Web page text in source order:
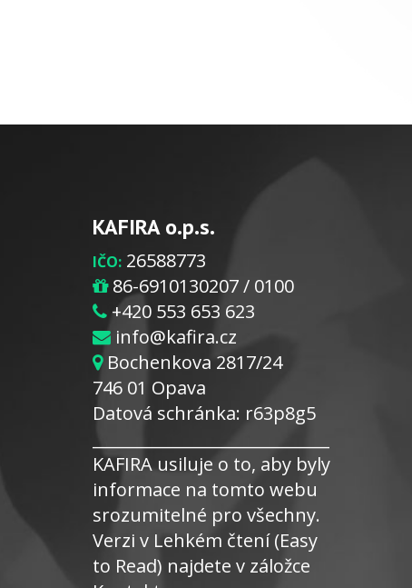
KAFIRA o.p.s.
IČO: 26588773
86-6910130207 / 0100
+420 553 653 623
info@kafira.cz
Bochenkova 2817/24
746 01 Opava
Datová schránka: r63p8g5
KAFIRA usiluje o to, aby byly
informace na tomto webu
srozumitelné pro všechny.
Verzi v Lehkém čtení (Easy
to Read) najdete v záložce